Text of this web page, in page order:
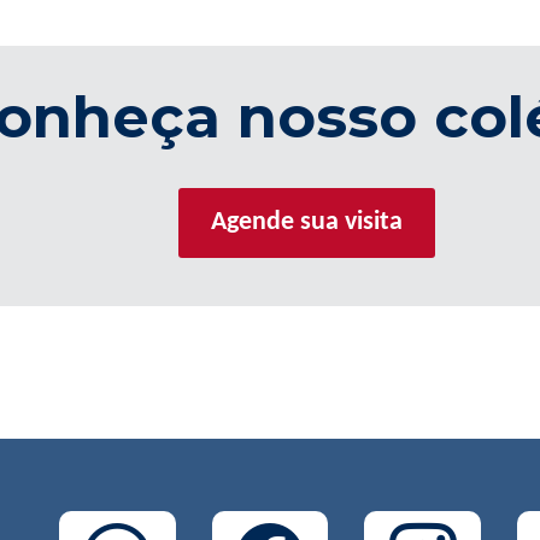
nosso
Agende sua visita